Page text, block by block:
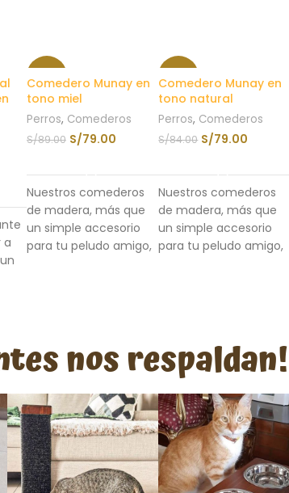
a
la
-11%
Comedero Munay en
tono miel
Perros, Comederos
S/89.00 S/79.00
Nuestros comederos
de madera, más que
un simple accesorio
para tu peludo amigo,
coma en una
posición más
reduciendo el riesgo
de problemas
digestivos y la
tensión en el cuello
de tu peludo.
Comedero Munay en
tono natural
Perros, Comederos
S/84.00 S/79.00
Nuestros comederos
de madera, más que
un simple accesorio
para tu peludo amigo,
coma en una
posición más
reduciendo el riesgo
de problemas
digestivos y la
tensión en el cuello
de tu peludo.
nos respaldan!